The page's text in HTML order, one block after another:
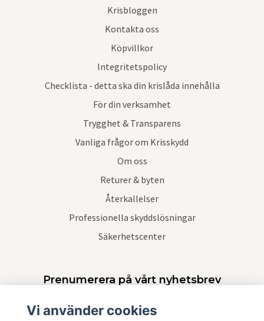
Krisbloggen
Kontakta oss
Köpvillkor
Integritetspolicy
Checklista - detta ska din krislåda innehålla
För din verksamhet
Trygghet & Transparens
Vanliga frågor om Krisskydd
Om oss
Returer & byten
Återkallelser
Professionella skyddslösningar
Säkerhetscenter
Prenumerera på vårt nyhetsbrev
Vi använder cookies